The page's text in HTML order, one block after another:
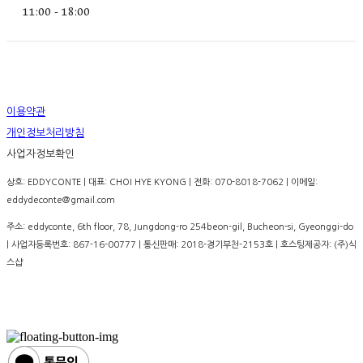
11:00 - 18:00
이용약관
개인정보처리방침
사업자정보확인
상호: EDDYCONTE | 대표: CHOI HYE KYONG | 전화: 070-8018-7062 | 이메일:
eddydeconte@gmail.com
주소: eddyconte, 6th floor, 78, Jungdong-ro 254beon-gil, Bucheon-si, Gyeonggi-do
| 사업자등록번호: 867-16-00777 | 통신판매: 2018-경기부천-2153호 | 호스팅제공자: (주)식
스샵